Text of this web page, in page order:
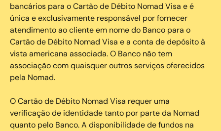
bancários para o Cartão de Débito Nomad Visa e é
única e exclusivamente responsável por fornecer
atendimento ao cliente em nome do Banco para o
Cartão de Débito Nomad Visa e a conta de depósito à
vista americana associada. O Banco não tem
associação com quaisquer outros serviços oferecidos
pela Nomad.
O Cartão de Débito Nomad Visa requer uma
verificação de identidade tanto por parte da Nomad
quanto pelo Banco. A disponibilidade de fundos na